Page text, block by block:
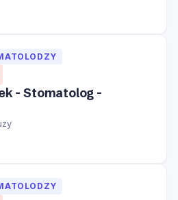
- Stomatolog -